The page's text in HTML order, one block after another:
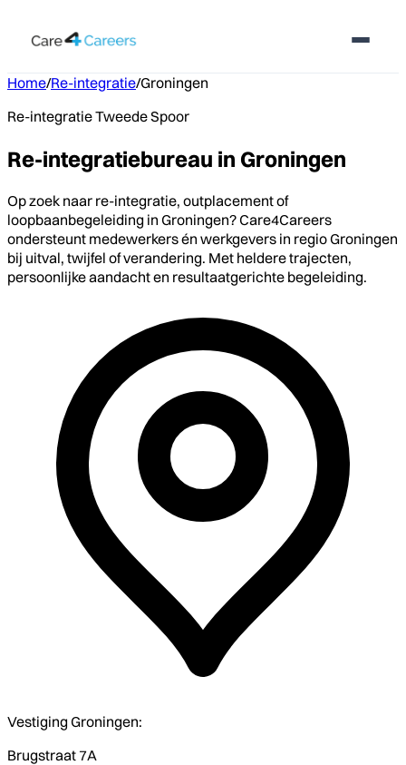
Home/Re-integratie/Groningen
Re-integratie Tweede Spoor
Re-integratiebureau in Groningen
Op zoek naar re-integratie, outplacement of
loopbaanbegeleiding in Groningen? Care4Careers
ondersteunt medewerkers én werkgevers in regio Groningen
bij uitval, twijfel of verandering. Met heldere trajecten,
persoonlijke aandacht en resultaatgerichte begeleiding.
Vestiging Groningen:
Brugstraat 7A